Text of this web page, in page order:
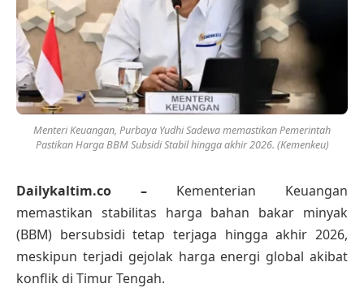
Menteri Keuangan, Purbaya Yudhi Sadewa memastikan Pemerintah
Pastikan Harga BBM Subsidi Stabil hingga akhir 2026. (Kemenkeu)
Dailykaltim.co – Kementerian Keuangan
memastikan stabilitas harga bahan bakar minyak
(BBM) bersubsidi tetap terjaga hingga akhir 2026,
meskipun terjadi gejolak harga energi global akibat
konflik di Timur Tengah.